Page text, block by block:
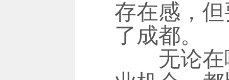
存在感，
了成都。
无论在哪